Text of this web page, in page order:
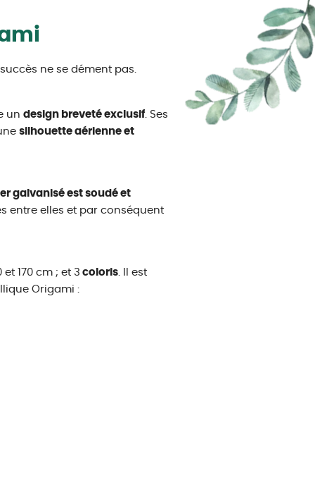
ne se dément pas.
un design breveté exclusif. Ses
silhouette aérienne et
galvanisé est soudé et
entre elles et par conséquent
et 170 cm ; et 3 coloris. Il est
Origami :